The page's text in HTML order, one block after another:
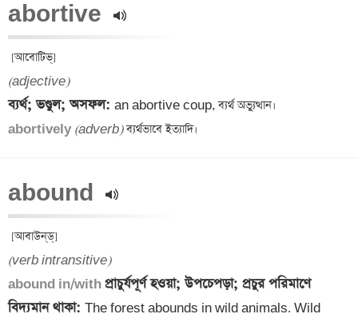
abortive
(adjective)
ব্যর্থ; ভণ্ডুল; অসফল:
abortively (adverb)
abound
(verb intransitive)
abound in/with প্রাচুর্যপূর্ণ হওয়া; উপচেপড়া; প্রচুর পরিমাণে
বিদ্যমান থাকা: The forest abounds in wild animals. Wild